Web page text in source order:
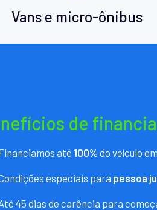
Vans e micro-ônibus
de
até 100% do veículo
especiais para pessoa
45 dias de carência para